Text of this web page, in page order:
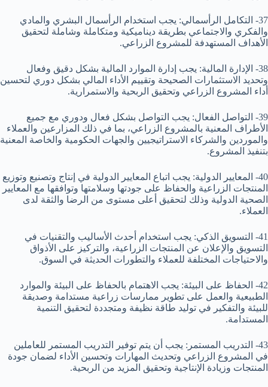
37- التكامل الرأسمالي: يجب استخدام الرأسمال البشري والمادي
والفكري والاجتماعي بطريقة ديناميكية ومتكاملة وشاملة لتحقيق
الأهداف المستهدفة للمشروع الزراعي.
38- الإدارة المالية: يجب إدارة الموارد المالية بشكل دقيق وفعال
وتحديد الاستثمارات الصحيحة وتقييم الأداء المالي بشكل دوري لتحسين
أداء المشروع الزراعي وتحقيق الربحية والاستمرارية.
39- التواصل الفعال: يجب التواصل بشكل فعال ودوري مع جميع
الأطراف المعنية بالمشروع الزراعي، بما في ذلك المزارعين والعملاء
والموردين والشركاء الاستراتيجيين والجهات الحكومية والخاصة المعنية
بتنفيذ المشروع.
40- المعايير الدولية: يجب اتباع المعايير الدولية في إنتاج وتصنيع وتوزيع
المنتجات الزراعية والحفاظ على جودتها وسلامتها وتوافقها مع المعايير
الصحية الدولية وذلك لتحقيق أعلى مستوى من الرضا والثقة لدى
العملاء.
41- التسويق الذكي: يجب استخدام أحدث الأساليب والتقنيات في
التسويق والإعلان عن المنتجات الزراعية، والتركيز على الأذواق
والاحتياجات المختلفة للعملاء والتطورات الحديثة في السوق.
42- الحفاظ على البيئة: يجب الاهتمام بالحفاظ على البيئة والموارد
الطبيعية والعمل على تطوير ممارسات زراعية مستدامة وصديقة
للبيئة والتفكير في توليد طاقة نظيفة ومتجددة لتحقيق التنمية
المستدامة.
43- التدريب المستمر: يجب أن يتم توفير التدريب المستمر للعاملين
في المشروع الزراعي وتحديث المهارات وتحسين الأداء لضمان جودة
المنتجات وزيادة الإنتاجية وتحقيق المزيد من الربحية.